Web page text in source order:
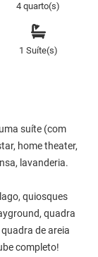
4 quarto(s)
1 Suíte(s)
suíte (com
home theater,
lavanderia.
quiosques
quadra
de areia
completo!